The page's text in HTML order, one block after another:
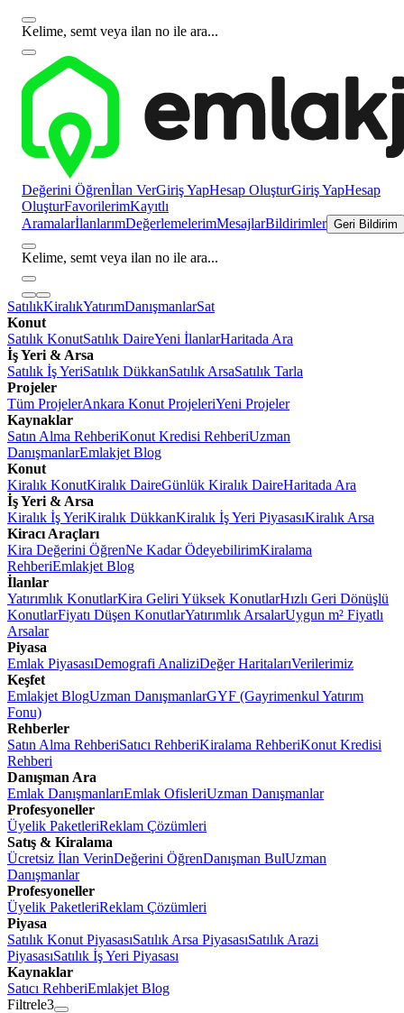
Kelime, semt veya ilan no ile ara...
Değerini Öğrenİlan VerGiriş YapHesap OluşturGiriş YapHesap
OluşturFavorilerimKayıtlı
AramalarİlanlarımDeğerlemelerimMesajlarBildirimler Geri Bildirim
Kelime, semt veya ilan no ile ara...
SatılıkKiralıkYatırımDanışmanlarSat
Konut
Satılık KonutSatılık DaireYeni İlanlarHaritada Ara
İş Yeri & Arsa
Satılık İş YeriSatılık DükkanSatılık ArsaSatılık Tarla
Projeler
Tüm ProjelerAnkara Konut ProjeleriYeni Projeler
Kaynaklar
Satın Alma RehberiKonut Kredisi RehberiUzman
DanışmanlarEmlakjet Blog
Konut
Kiralık KonutKiralık DaireGünlük Kiralık DaireHaritada Ara
İş Yeri & Arsa
Kiralık İş YeriKiralık DükkanKiralık İş Yeri PiyasasıKiralık Arsa
Kiracı Araçları
Kira Değerini ÖğrenNe Kadar ÖdeyebilirimKiralama
RehberiEmlakjet Blog
İlanlar
Yatırımlık KonutlarKira Geliri Yüksek KonutlarHızlı Geri Dönüşlü
KonutlarFiyatı Düşen KonutlarYatırımlık ArsalarUygun m² Fiyatlı
Arsalar
Piyasa
Emlak PiyasasıDemografi AnaliziDeğer HaritalarıVerilerimiz
Keşfet
Emlakjet BlogUzman DanışmanlarGYF (Gayrimenkul Yatırım
Fonu)
Rehberler
Satın Alma RehberiSatıcı RehberiKiralama RehberiKonut Kredisi
Rehberi
Danışman Ara
Emlak DanışmanlarıEmlak OfisleriUzman Danışmanlar
Profesyoneller
Üyelik PaketleriReklam Çözümleri
Satış & Kiralama
Ücretsiz İlan VerinDeğerini ÖğrenDanışman BulUzman
Danışmanlar
Profesyoneller
Üyelik PaketleriReklam Çözümleri
Piyasa
Satılık Konut PiyasasıSatılık Arsa PiyasasıSatılık Arazi
PiyasasıSatılık İş Yeri Piyasası
Kaynaklar
Satıcı RehberiEmlakjet Blog
Filtrele3